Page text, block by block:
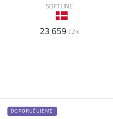
SOFTLINE
23 659 CZK
DOPORUČUJEME